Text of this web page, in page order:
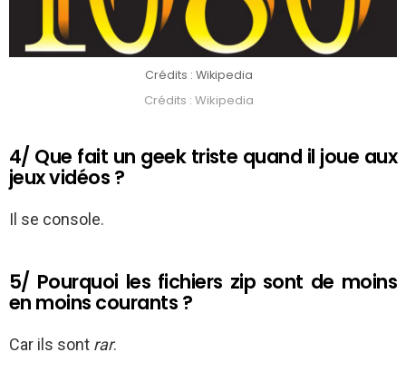
Crédits : Wikipedia
Crédits : Wikipedia
4/ Que fait un geek triste quand il joue aux
jeux vidéos ?
Il se console.
5/ Pourquoi les fichiers zip sont de moins
en moins courants ?
Car ils sont rar.